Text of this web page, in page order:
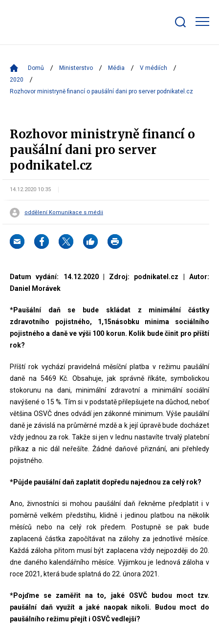
bar
Domů Ministerstvo Média
V médiích
2020
Rozhovor ministryně financí o paušální dani pro server podnikatel.cz
Rozhovor ministryně financí o
paušální dani pro server
podnikatel.cz
14.12.2020 10:35
oddělení Komunikace s médii
Datum vydání: 14.12.2020 | Zdroj: podnikatel.cz | Autor:
Daniel Morávek
*Paušální daň se bude skládat z minimální částky
zdravotního pojistného, 1,15násobku minima sociálního
pojistného a daně ve výši 100 korun. Kolik bude činit pro příští
rok?
Příští rok vychází pravidelná měsíční platba v režimu paušální
daně na 5469 Kč. Obsahuje, jak správně říkáte, symbolickou
stokorunu na dani, minimální zdravotní a minimální sociální
navýšené o 15 %. Tím si v podstatě přilepšujete na důchod, neboť
většina OSVČ dnes odvádí jen zákonné minimum. Výše paušální
daně je závislá na průměrné mzdě a k její úpravě bude docházet
vždy jednou za rok. Takže si jen v lednu nastavíte trvalý platební
příkaz a nic dál neřešíte. Žádné daňové přiznání, ani přehledy
pojistného.
*Půjde paušální daň zaplatit dopředu najednou za celý rok?
Ano, živnostníci si mohou paušální daň řekněme předplatit i v
poměrně velkém předstihu, klidně i jedinou platbou na několik
měsíců nebo na celý rok předem. Postupně se pak bude
zaplacená částka započítávat na zálohy za jednotlivé měsíce.
Každá záloha přitom musí být zaplacena vždy nejpozději do 20.
dne daného kalendářního měsíce. Výjimkou je lednová záloha v
roce 2021, která bude splatná do 22. února 2021.
*Pojďme se zaměřit na to, jaké OSVČ budou moct tzv.
paušální daň využít a jaké naopak nikoli. Budou moct do
paušálního režimu přejít i OSVČ vedlejší?